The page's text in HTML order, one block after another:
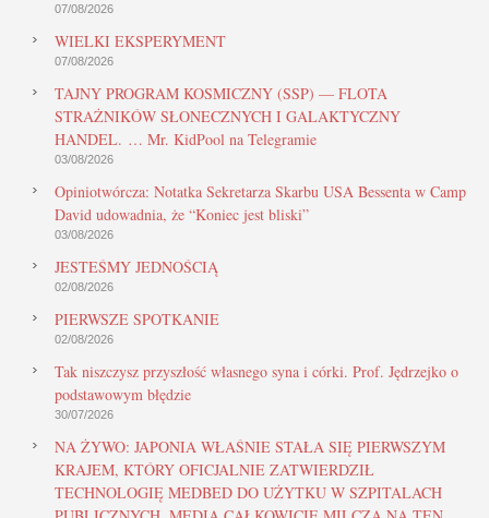
07/08/2026
WIELKI EKSPERYMENT
07/08/2026
TAJNY PROGRAM KOSMICZNY (SSP) — FLOTA
STRAŻNIKÓW SŁONECZNYCH I GALAKTYCZNY
HANDEL. … Mr. KidPool na Telegramie
03/08/2026
Opiniotwórcza: Notatka Sekretarza Skarbu USA Bessenta w Camp
David udowadnia, że “Koniec jest bliski”
03/08/2026
JESTEŚMY JEDNOŚCIĄ
02/08/2026
PIERWSZE SPOTKANIE
02/08/2026
Tak niszczysz przyszłość własnego syna i córki. Prof. Jędrzejko o
podstawowym błędzie
30/07/2026
NA ŻYWO: JAPONIA WŁAŚNIE STAŁA SIĘ PIERWSZYM
KRAJEM, KTÓRY OFICJALNIE ZATWIERDZIŁ
TECHNOLOGIĘ MEDBED DO UŻYTKU W SZPITALACH